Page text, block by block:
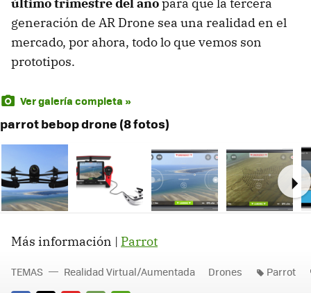
último trimestre del añopara que la tercera
generación de AR Drone sea una realidad en el
mercado, por ahora, todo lo que vemos son
prototipos.
Ver galería completa »
parrot bebop drone (8 fotos)
Más información | Parrot
TEMAS Realidad Virtual/Aumentada Drones Parrot